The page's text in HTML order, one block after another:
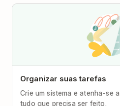
Organizar suas tarefas
Crie um sistema e atenha-se
tudo que precisa ser feito.